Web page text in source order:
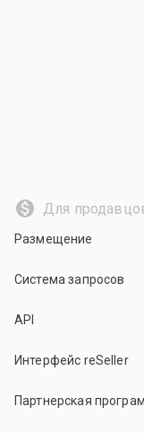
Для
Размещение
Система запросов
API
Интерфейс reSeller
Партнерская